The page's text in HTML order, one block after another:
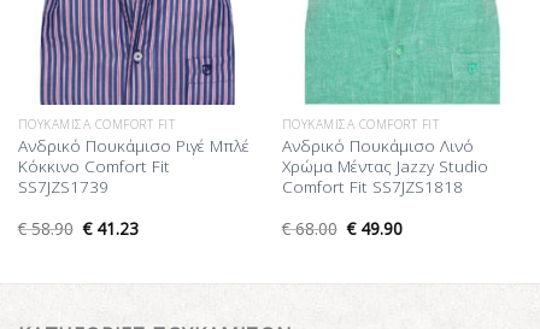
ΠΟΥΚΆΜΙΣΑ COMFORT FIT
Ανδρικό Πουκάμισο Ριγέ Μπλέ
Κόκκινο Comfort Fit
SS7JZS1739
€58.90 €41.23
ΠΟΥΚΆΜΙΣΑ COMFORT FIT
Ανδρικό Πουκάμισο Λινό
Χρώμα Μέντας Jazzy Studio
Comfort Fit SS7JZS1818
€68.00 €49.90